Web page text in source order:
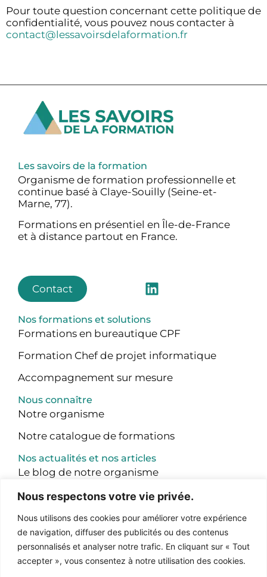
Nous respectons votre vie privée.
Nous utilisons des cookies pour améliorer votre expérience
de navigation, diffuser des publicités ou des contenus
personnalisés et analyser notre trafic. En cliquant sur « Tout
accepter », vous consentez à notre utilisation des cookies.
Pour toute question concernant cette politique de
confidentialité, vous pouvez nous contacter à
contact@lessavoirsdelaformation.fr
Les savoirs de la formation
Organisme de formation professionnelle et
continue basé à Claye-Souilly (Seine-et-
Marne, 77).
Formations en présentiel en Île-de-France
et à distance partout en France.
Contact
Nos formations et solutions
Formations en bureautique CPF
Formation Chef de projet informatique
Accompagnement sur mesure
Nous connaître
Notre organisme
Notre catalogue de formations
Nos actualités et nos articles
Le blog de notre organisme
La certification qualité a été délivrée au titre des catégories d’actions suivantes :